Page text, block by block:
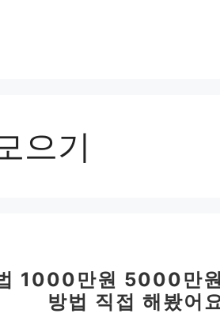
으기
1000만원 5000만
방법 직접 해봤어